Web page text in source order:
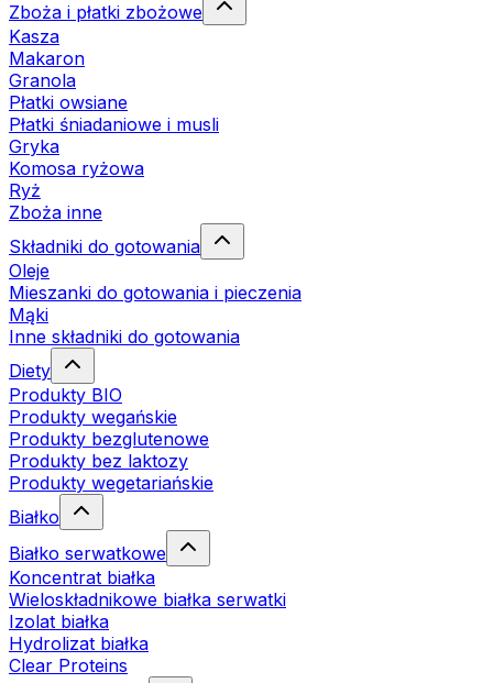
Zboża i płatki zbożowe
Kasza
Makaron
Granola
Płatki owsiane
Płatki śniadaniowe i musli
Gryka
Komosa ryżowa
Ryż
Zboża inne
Składniki do gotowania
Oleje
Mieszanki do gotowania i pieczenia
Mąki
Inne składniki do gotowania
Diety
Produkty BIO
Produkty wegańskie
Produkty bezglutenowe
Produkty bez laktozy
Produkty wegetariańskie
Białko
Białko serwatkowe
Koncentrat białka
Wieloskładnikowe białka serwatki
Izolat białka
Hydrolizat białka
Clear Proteins